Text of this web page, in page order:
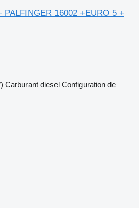
PALFINGER 16002 +EURO 5 +
Carburant diesel Configuration de